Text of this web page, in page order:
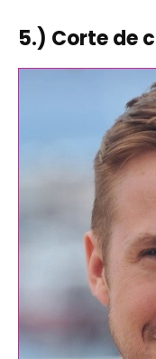
5.) Corte de